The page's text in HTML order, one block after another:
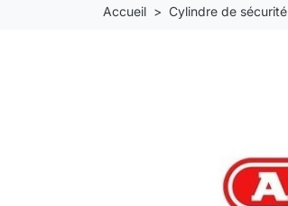
Accueil Cylindre de sécurité